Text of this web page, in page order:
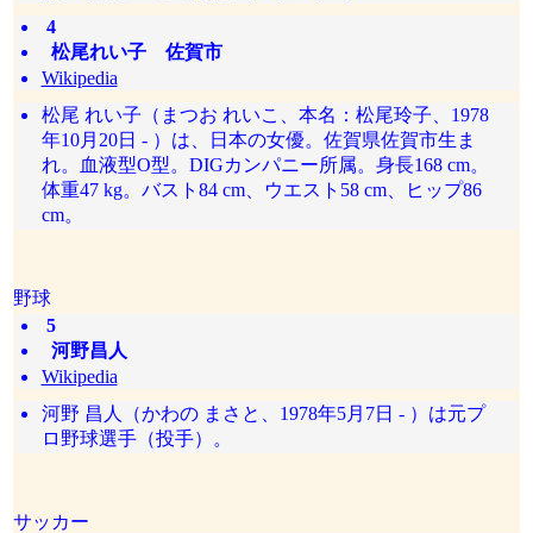
4
松尾れい子 佐賀市
Wikipedia
松尾 れい子（まつお れいこ、本名：松尾玲子、1978
年10月20日 - ）は、日本の女優。佐賀県佐賀市生ま
れ。血液型O型。DIGカンパニー所属。身長168 cm。
体重47 kg。バスト84 cm、ウエスト58 cm、ヒップ86
cm。
野球
5
河野昌人
Wikipedia
河野 昌人（かわの まさと、1978年5月7日 - ）は元プ
ロ野球選手（投手）。
サッカー